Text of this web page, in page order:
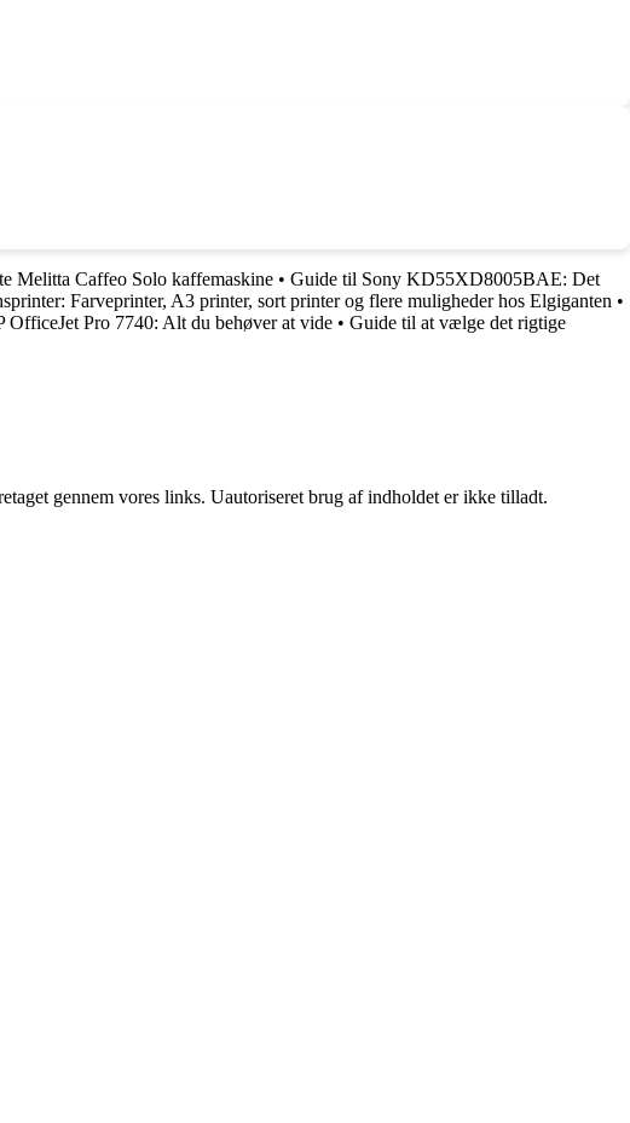
Melitta Caffeo Solo kaffemaskine • Guide til Sony KD55XD8005BAE: Det
Farveprinter, A3 printer, sort printer og flere muligheder hos Elgiganten •
OfficeJet Pro 7740: Alt du behøver at vide • Guide til at vælge det rigtige
gennem vores links. Uautoriseret brug af indholdet er ikke tilladt.